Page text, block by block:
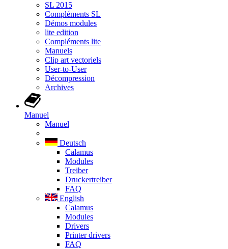
SL 2015
Compléments SL
Démos modules
lite edition
Compléments lite
Manuels
Clip art vectoriels
User-to-User
Décompression
Archives
Manuel
Manuel
Deutsch
Calamus
Modules
Treiber
Druckertreiber
FAQ
English
Calamus
Modules
Drivers
Printer drivers
FAQ